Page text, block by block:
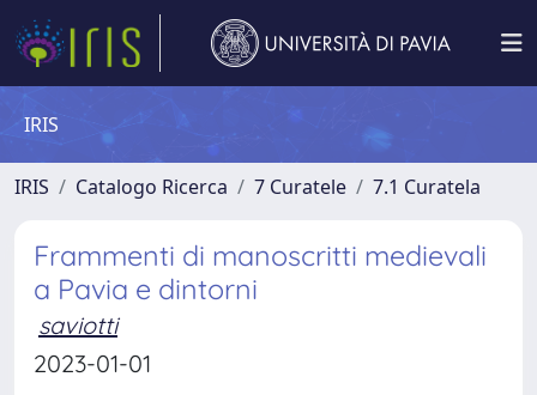
IRIS
IRIS Catalogo Ricerca 7 Curatele 7.1 Curatela
Frammenti di manoscritti medievali
a Pavia e dintorni
saviotti
2023-01-01